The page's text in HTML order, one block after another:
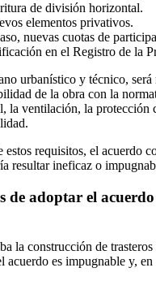
de división horizontal.
elementos privativos.
nuevas cuotas de
en el Registro de la
urbanístico y técnico, será
de la obra con la
la ventilación, la protección
requisitos, el acuerdo
resultar ineficaz o
de adoptar el
la construcción de trasteros
es impugnable y, en